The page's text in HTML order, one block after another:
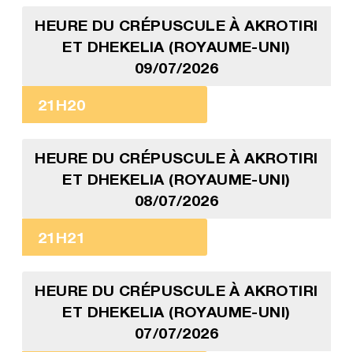
HEURE DU CRÉPUSCULE À AKROTIRI
ET DHEKELIA (ROYAUME-UNI)
09/07/2026
21H20
HEURE DU CRÉPUSCULE À AKROTIRI
ET DHEKELIA (ROYAUME-UNI)
08/07/2026
21H21
HEURE DU CRÉPUSCULE À AKROTIRI
ET DHEKELIA (ROYAUME-UNI)
07/07/2026